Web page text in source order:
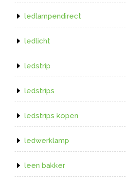
ledlampendirect
ledlicht
ledstrip
ledstrips
ledstrips kopen
ledwerklamp
leen bakker